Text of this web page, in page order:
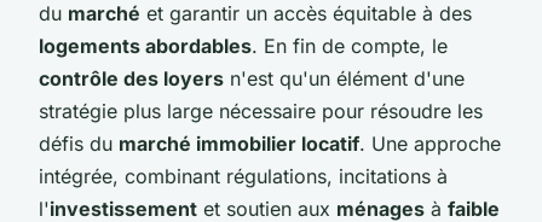
du marché et garantir un accès équitable à des
logements abordables. En fin de compte, le
contrôle des loyers n'est qu'un élément d'une
stratégie plus large nécessaire pour résoudre les
défis du marché immobilier locatif. Une approche
intégrée, combinant régulations, incitations à
l'investissement et soutien aux ménages à faible